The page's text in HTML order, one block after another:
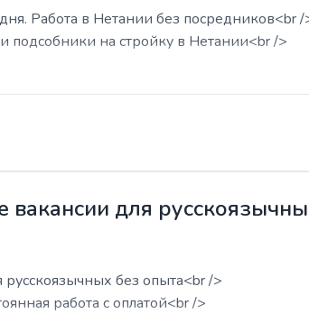
Работа в Нетании без посредников<br /
подсобники на стройку в Нетании<br />
вакансии для
без опыта<br />
работа с оплатой<br />